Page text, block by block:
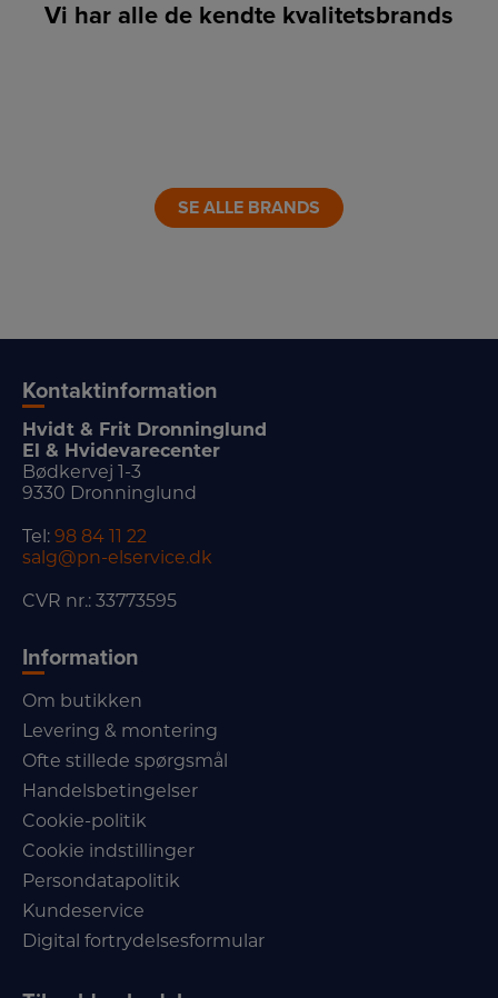
Vi har alle de kendte kvalitetsbrands
SE ALLE BRANDS
Kontaktinformation
Hvidt & Frit Dronninglund
El & Hvidevarecenter
Bødkervej 1-3
9330 Dronninglund
Tel: 98 84 11 22
salg@pn-elservice.dk
CVR nr.: 33773595
Information
Om butikken
Levering & montering
Ofte stillede spørgsmål
Handelsbetingelser
Cookie-politik
Cookie indstillinger
Persondatapolitik
Kundeservice
Digital fortrydelsesformular